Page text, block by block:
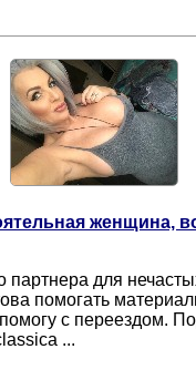
женщина,
партнера для
помогать
с переездом.
...